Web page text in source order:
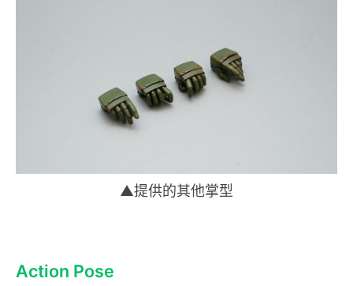
▲提供的其他掌型
Action Pose